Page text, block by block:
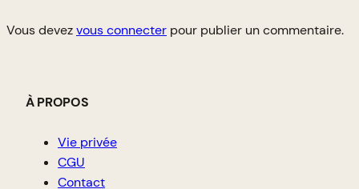
Vous devezvous connecter pour publier un commentaire.
À PROPOS
Vie privée
CGU
Contact